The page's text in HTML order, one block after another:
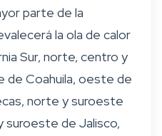
parte de la
la ola de calor
Sur, norte, centro y
de Coahuila, oeste de
norte y suroeste
suroeste de Jalisco,